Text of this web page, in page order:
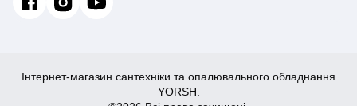
Інтернет-магазин сантехніки та опалювального обладнання
YORSH.